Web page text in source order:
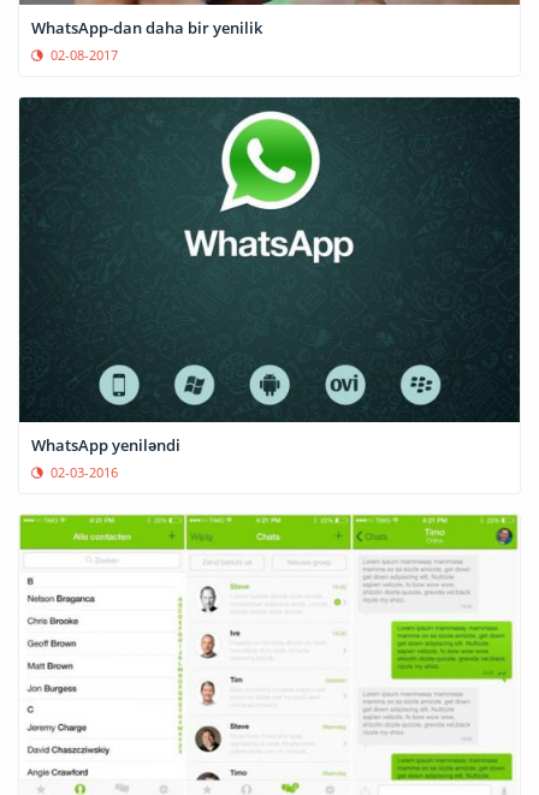
WhatsApp-dan daha bir yenilik
02-08-2017
WhatsApp yeniləndi
02-03-2016